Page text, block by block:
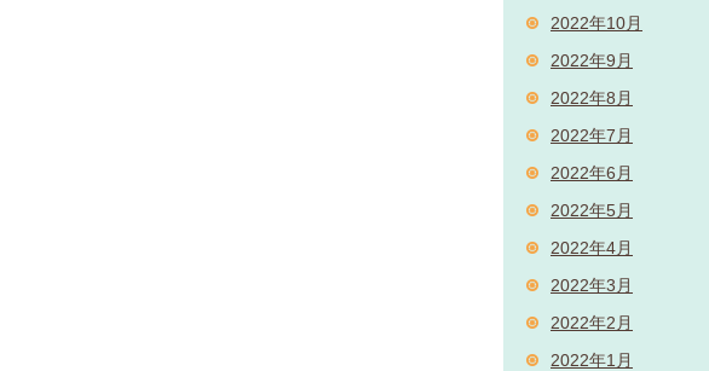
2022年10月
2022年9月
2022年8月
2022年7月
2022年6月
2022年5月
2022年4月
2022年3月
2022年2月
2022年1月